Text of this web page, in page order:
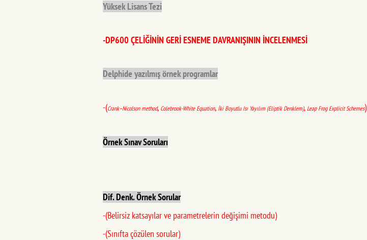
Yüksek Lisans Tezi
-DP600 ÇELİĞİNİN GERİ ESNEME DAVRANIŞININ İNCELENMESİ
Delphide yazılmış örnek programlar
-(Crank–Nicolson method, Colebrook-White Equation, İki Boyutlu Isı Yayılım (Eliptik Denklem), Leap Frog Explicit Schemes)
Örnek Sınav Soruları
Dif. Denk. Örnek Sorular
-(Belirsiz katsayılar ve parametrelerin değişimi metodu)
-(Sınıfta çözülen sorular)